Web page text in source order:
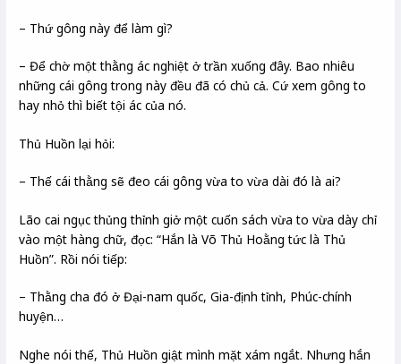
– Thứ gông này để làm gì?
– Để chờ một thằng ác nghiệt ở trần xuống đây. Bao nhiêu
những cái gông trong này đều đã có chủ cả. Cứ xem gông to
hay nhỏ thì biết tội ác của nó.
Thủ Huồn lại hỏi:
– Thế cái thằng sẽ đeo cái gông vừa to vừa dài đó là ai?
Lão cai ngục thủng thỉnh giở một cuốn sách vừa to vừa dày chỉ
vào một hàng chữ, đọc: “Hắn là Võ Thủ Hoằng tức là Thủ
Huồn”. Rồi nói tiếp:
– Thằng cha đó ở Đại-nam quốc, Gia-định tỉnh, Phúc-chính
huyện…
Nghe nói thế, Thủ Huồn giật mình mặt xám ngắt. Nhưng hắn